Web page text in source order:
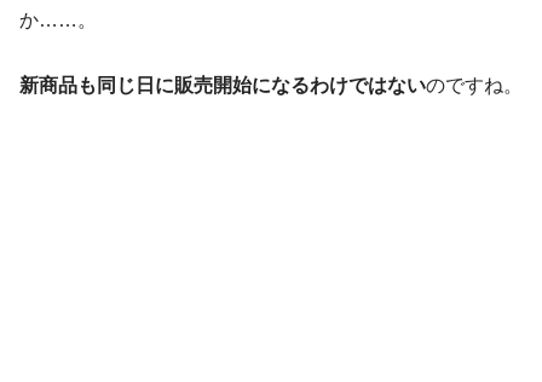
か……。
新商品も同じ日に販売開始になるわけではないのですね。